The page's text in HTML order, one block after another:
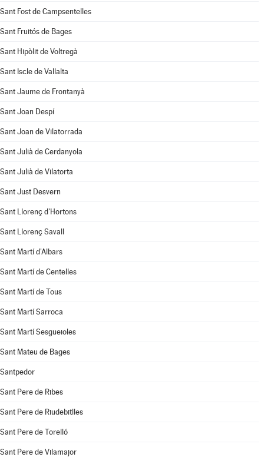
Sant Fost de Campsentelles
Sant Fruitós de Bages
Sant Hipòlit de Voltregà
Sant Iscle de Vallalta
Sant Jaume de Frontanyà
Sant Joan Despí
Sant Joan de Vilatorrada
Sant Julià de Cerdanyola
Sant Julià de Vilatorta
Sant Just Desvern
Sant Llorenç d'Hortons
Sant Llorenç Savall
Sant Martí d'Albars
Sant Martí de Centelles
Sant Martí de Tous
Sant Martí Sarroca
Sant Martí Sesgueioles
Sant Mateu de Bages
Santpedor
Sant Pere de Ribes
Sant Pere de Riudebitlles
Sant Pere de Torelló
Sant Pere de Vilamajor